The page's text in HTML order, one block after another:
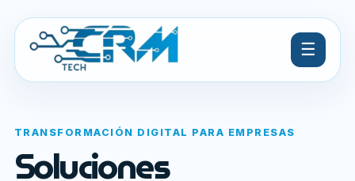
☰
TRANSFORMACIÓN DIGITAL PARA EMPRESAS
Soluciones